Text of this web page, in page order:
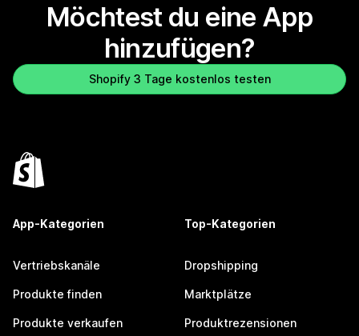
Möchtest du eine App
hinzufügen?
Shopify 3 Tage kostenlos testen
App-Kategorien
Vertriebskanäle
Produkte finden
Produkte verkaufen
Top-Kategorien
Dropshipping
Marktplätze
Produktrezensionen